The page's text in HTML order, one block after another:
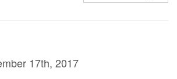
17th, 2017